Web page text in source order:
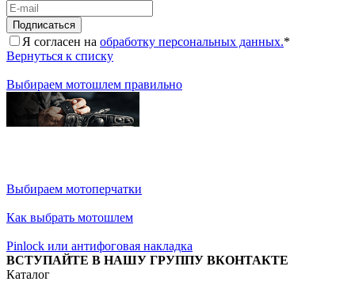
Я согласен на обработку персональных данных.*
Вернуться к списку
Выбираем мотошлем правильно
Выбираем мотоперчатки
Как выбрать мотошлем
Pinlock или антифоговая накладка
ВСТУПАЙТЕ В НАШУ ГРУППУ ВКОНТАКТЕ
Каталог